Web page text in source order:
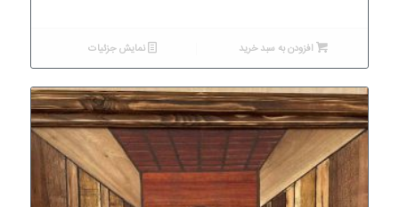
افزودن به سبد خرید نمایش جزئیات